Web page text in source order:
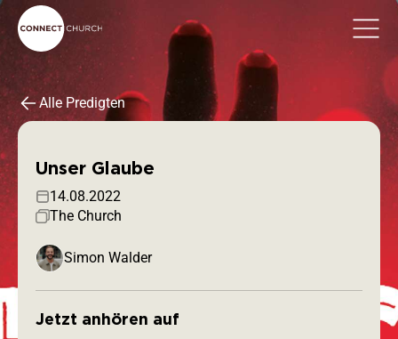
Alle Predigten
Unser Glaube
14.08.2022
The Church
Simon Walder
Jetzt anhören auf